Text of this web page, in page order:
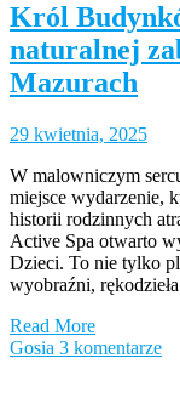
Król
naturalnej
Mazurach
29 kwietnia, 2025
W malowniczym
miejsce wydarzenie,
historii rodzinnych
Active Spa otwarto
Dzieci. To nie tylko
wyobraźni,
Read More
Gosia 3 komentarze